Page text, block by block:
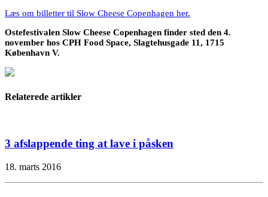
Læs om billetter til Slow Cheese Copenhagen her.
Ostefestivalen Slow Cheese Copenhagen finder sted den 4.
november hos CPH Food Space, Slagtehusgade 11, 1715
København V.
Relaterede artikler
3 afslappende ting at lave i påsken
18. marts 2016